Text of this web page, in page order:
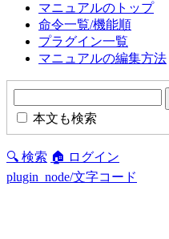
マニュアルのトップ
命令一覧/機能順
プラグイン一覧
マニュアルの編集方法
本文も検索
🔍 検索 🏠 ログイン
plugin_node/文字コード